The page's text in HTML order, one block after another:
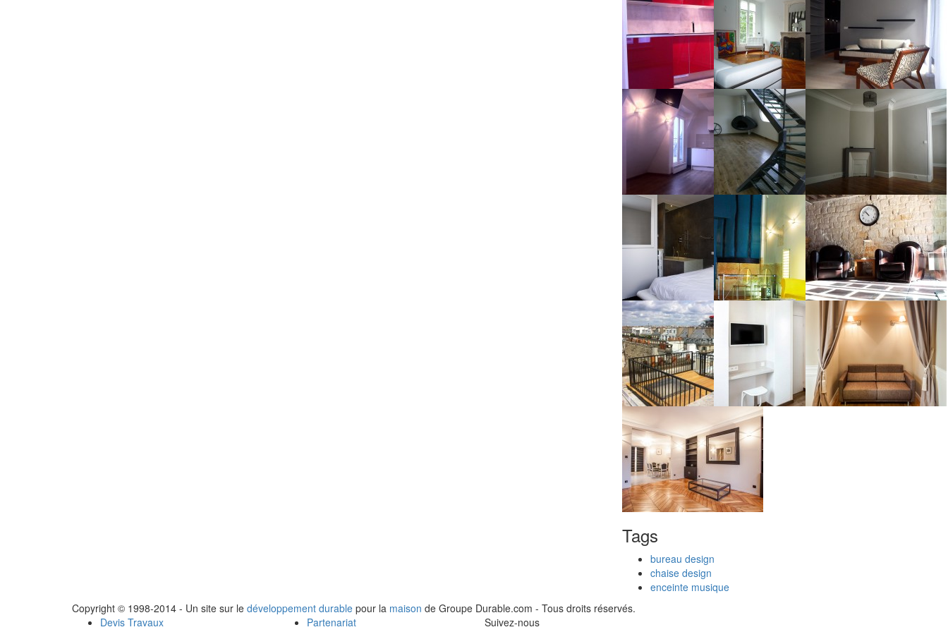
Tags
bureau design
chaise design
enceinte musique
Copyright © 1998-2014 - Un site sur le développement durable pour la maison de Groupe Durable.com - Tous droits réservés.
Devis Travaux
Partenariat
Suivez-nous